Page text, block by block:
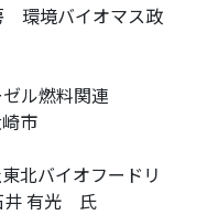
境バイオマス政
ル燃料関連
市
北バイオフードリ
井 有光 氏